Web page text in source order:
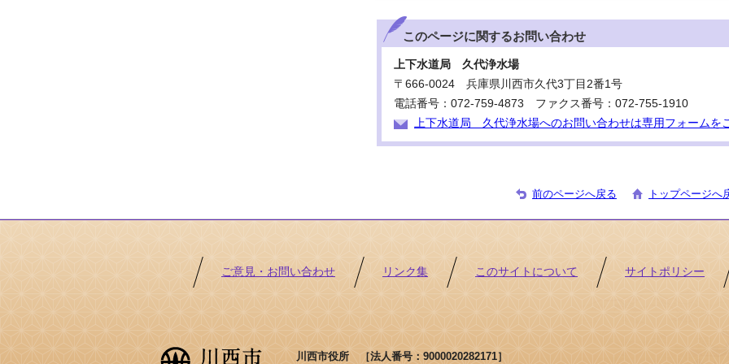
このページに関するお問い合わせ
上下水道局 久代浄水場
〒666-0024 兵庫県川西市久代3丁目2番1号
電話番号：072-759-4873 ファクス番号：072-755-1910
上下水道局 久代浄水場へのお問い合わせは専用フォームを
前のページへ戻る トップページへ
ご意見・お問い合わせ リンク集 このサイトについて サイトポリシー
川西市役所 ［法人番号：9000020282171］